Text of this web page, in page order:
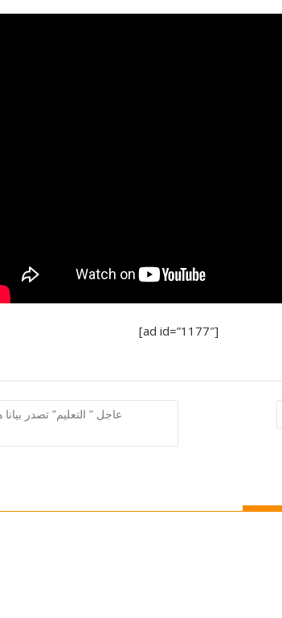
[ad id=”1177″]
عاجل ” التعليم” تصدر